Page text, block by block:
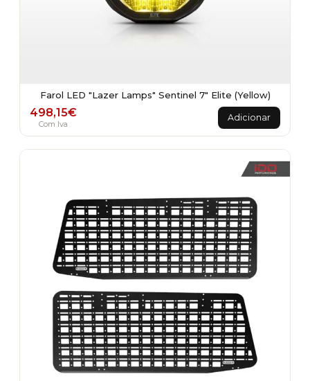
Farol LED "Lazer Lamps" Sentinel 7" Elite (Yellow)
498,15€
Com Iva
Adicionar